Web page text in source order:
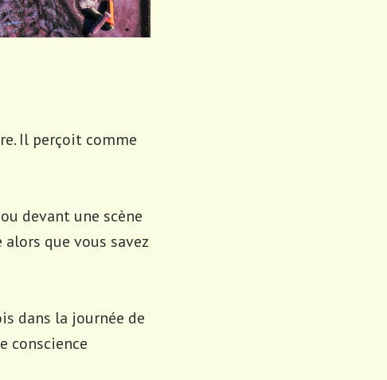
Il perçoit comme
devant une scène
que vous savez
dans la journée de
conscience